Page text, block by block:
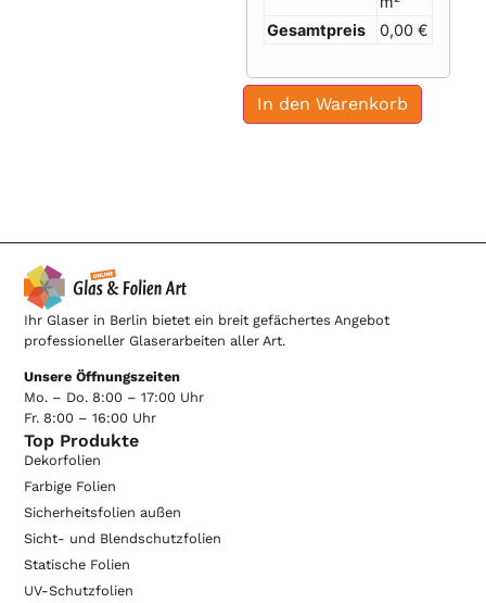
Gesamtpreis
0,00 €
In den Warenkorb
Ihr Glaser in Berlin bietet ein breit gefächertes Angebot
professioneller Glaserarbeiten aller Art.
Unsere Öffnungszeiten
Mo. – Do. 8:00 – 17:00 Uhr
Fr. 8:00 – 16:00 Uhr
Top Produkte
Dekorfolien
Farbige Folien
Sicherheitsfolien außen
Sicht- und Blendschutzfolien
Statische Folien
UV-Schutzfolien